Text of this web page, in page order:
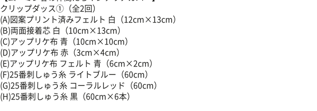
クリップダッス①（全2回）
(A)図案プリント済みフェルト 白（12cm×13cm）
(B)両面接着芯 白（10cm×13cm）
(C)アップリケ布 青（10cm×10cm）
(D)アップリケ布 赤（3cm×4cm）
(E)アップリケ布 フェルト 青（6cm×2cm）
(F)25番刺しゅう糸 ライトブルー（60cm）
(G)25番刺しゅう糸 コーラルレッド（60cm）
(H)25番刺しゅう糸 黒（60cm×6本）